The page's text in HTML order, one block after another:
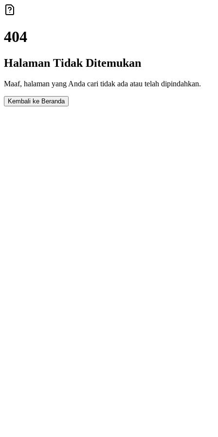
404
Halaman Tidak Ditemukan
Maaf, halaman yang Anda cari tidak ada atau telah dipindahkan.
Kembali ke Beranda